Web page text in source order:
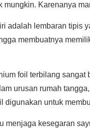
mungkin. Karenanya
adalah lembaran tipis
membuatnya
foil terbilang
urusan rumah
digunakan untuk
menjaga kesegaran